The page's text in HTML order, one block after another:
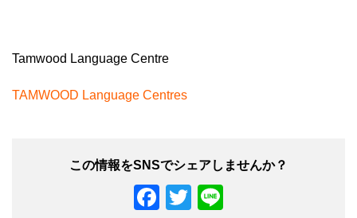
Tamwood Language Centre
TAMWOOD Language Centres
F
T